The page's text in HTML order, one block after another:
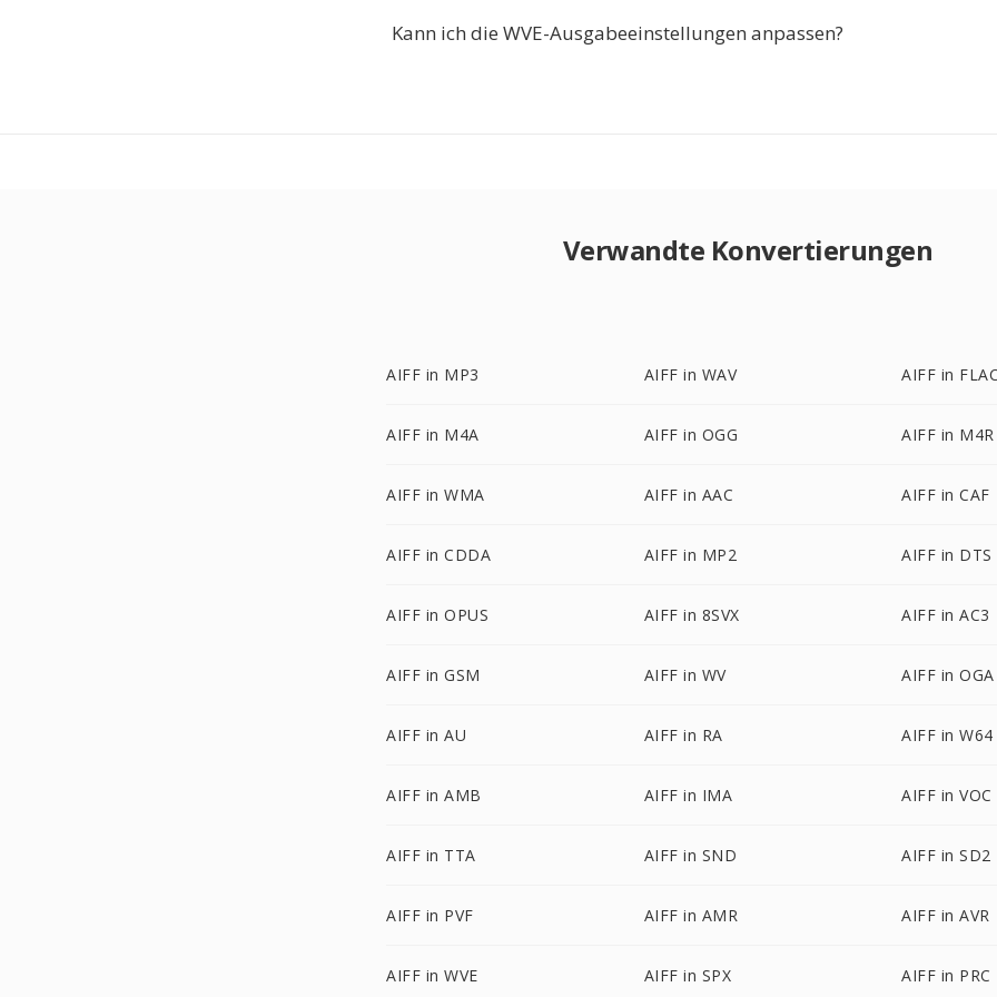
Kann ich die WVE-Ausgabeeinstellungen anpassen?
Verwandte Konvertierungen
AIFF in MP3 AIFF in WAV AIFF in
AIFF in M4A AIFF in OGG AIFF in M4R
AIFF in WMA AIFF in AAC AIFF in CAF
AIFF in CDDA AIFF in MP2 AIFF in DTS
AIFF in OPUS AIFF in 8SVX AIFF in AC3
AIFF in GSM AIFF in WV AIFF in OGA
AIFF in AU AIFF in RA AIFF in W64
AIFF in AMB AIFF in IMA AIFF in VOC
AIFF in TTA AIFF in SND AIFF in SD2
AIFF in PVF AIFF in AMR AIFF in AVR
AIFF in WVE AIFF in SPX AIFF in PRC